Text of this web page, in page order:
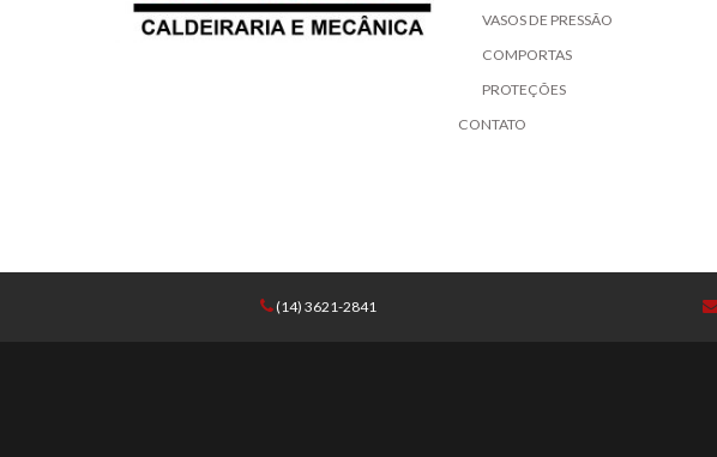
VASOS DE PRESSÃO
COMPORTAS
PROTEÇÕES
CONTATO
(14) 3621-2841